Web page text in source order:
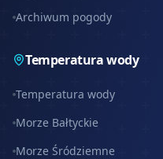
Archiwum pogody
Temperatura wody
Temperatura wody
Morze Bałtyckie
Morze Śródziemne